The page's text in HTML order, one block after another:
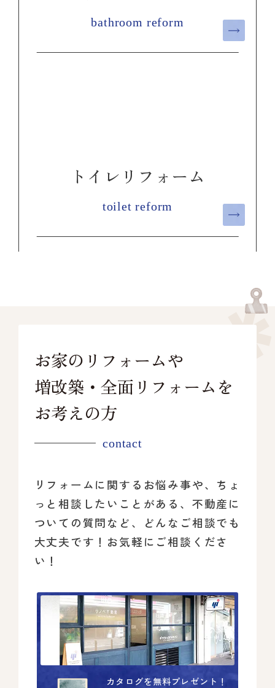
bathroom reform
トイレリフォーム
toilet reform
お家のリフォームや
増改築・全面リフォームを
お考えの方
contact
リフォームに関するお悩み事や、ちょ
っと相談したいことがある、 不動産に
ついての質問など、どんなご相談でも
大丈夫です！ お気軽にご相談くださ
い！
カタログを無料プレゼント！